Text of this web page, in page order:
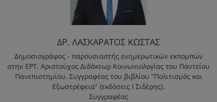
ΔΡ. ΛΑΣΚΑΡΑΤΟΣ ΚΩΣΤΑΣ
Δημοσιογράφος - παρουσιαστής ενημερωτικών εκπομπών
στην ΕΡΤ. Αριστούχος Διδάκτωρ Κοινωνιολογίας του Παντείου
Πανεπιστημίου. Συγγραφέας του βιβλίου "Πολιτισμός και
Εξωστρέφεια" (εκδόσεις Ι Σιδέρης).
Συγγραφέας